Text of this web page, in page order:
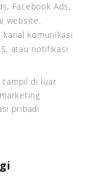
Facebook Ads,
website.
kanal komunikasi
atau notifikasi
tampil di luar
pribadi